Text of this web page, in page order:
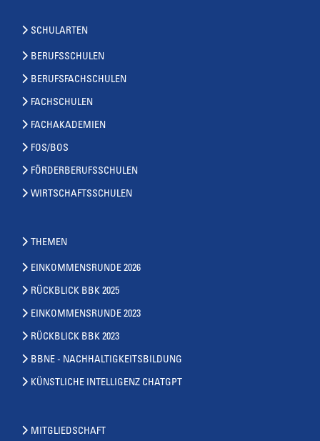
SCHULARTEN
BERUFSSCHULEN
BERUFSFACHSCHULEN
FACHSCHULEN
FACHAKADEMIEN
FOS/BOS
FÖRDERBERUFSSCHULEN
WIRTSCHAFTSSCHULEN
THEMEN
EINKOMMENSRUNDE 2026
RÜCKBLICK BBK 2025
EINKOMMENSRUNDE 2023
RÜCKBLICK BBK 2023
BBNE - NACHHALTIGKEITSBILDUNG
KÜNSTLICHE INTELLIGENZ CHATGPT
MITGLIEDSCHAFT